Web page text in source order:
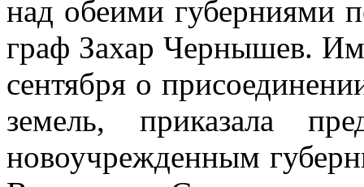
над обеими губерниями
граф Захар Чернышев.
сентября о
земель, приказала
новоучрежденным